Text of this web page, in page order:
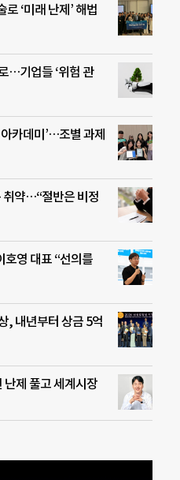
‘미래 난제’ 해법
…기업들 ‘위험 관
카데미’…조별 과제
취약…“절반은 비정
영 대표 “선의를
, 내년부터 상금 5억
난제 풀고 세계시장